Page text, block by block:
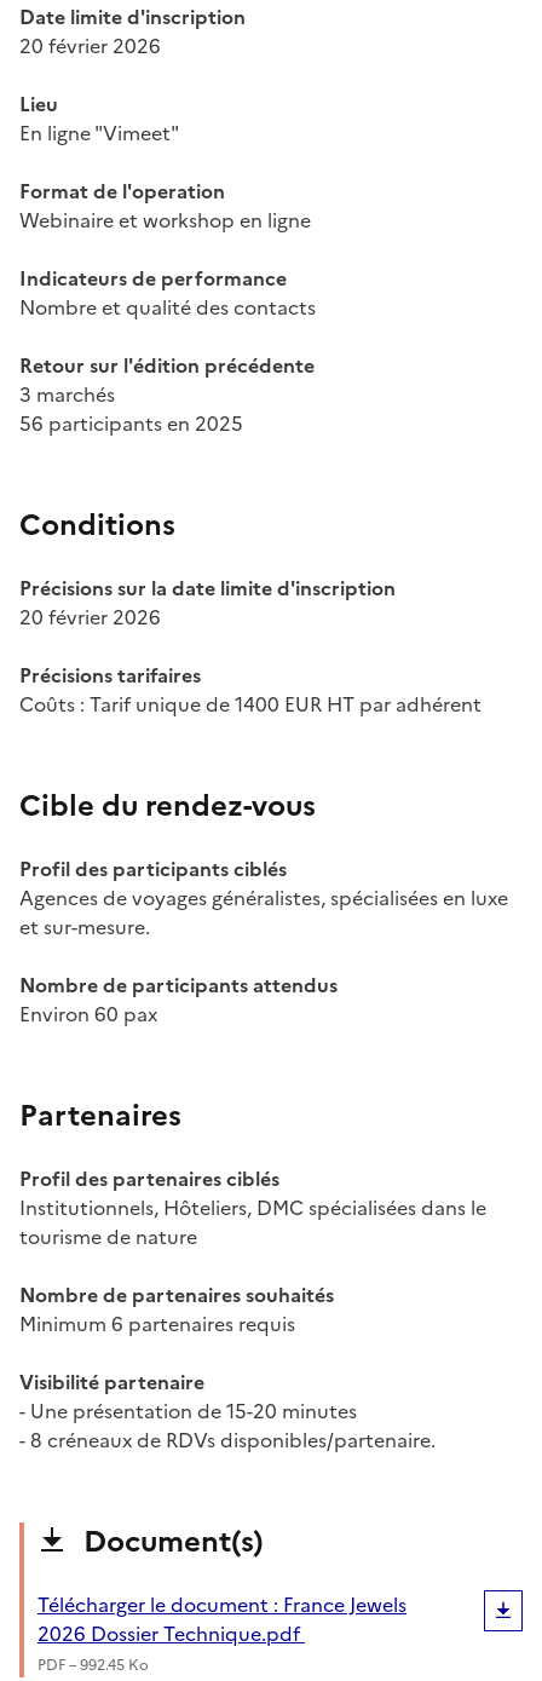
Date limite d'inscription
20 février 2026
Lieu
En ligne "Vimeet"
Format de l'operation
Webinaire et workshop en ligne
Indicateurs de performance
Nombre et qualité des contacts
Retour sur l'édition précédente
3 marchés
56 participants en 2025
Conditions
Précisions sur la date limite d'inscription
20 février 2026
Précisions tarifaires
Coûts : Tarif unique de 1400 EUR HT par adhérent
Cible du rendez-vous
Profil des participants ciblés
Agences de voyages généralistes, spécialisées en luxe
et sur-mesure.
Nombre de participants attendus
Environ 60 pax
Partenaires
Profil des partenaires ciblés
Institutionnels, Hôteliers, DMC spécialisées dans le
tourisme de nature
Nombre de partenaires souhaités
Minimum 6 partenaires requis
Visibilité partenaire
- Une présentation de 15-20 minutes
- 8 créneaux de RDVs disponibles/partenaire.
Document(s)
Télécharger le document : France Jewels
2026 Dossier Technique.pdf
PDF – 992.45 Ko